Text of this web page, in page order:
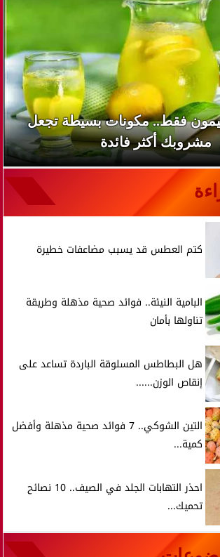
فقط.. مكونات بسيطة تجعل
مشروبك أكثر فائدة
كتم العطس قد يسبب مضاعفات خطيرة
البامية النيئة.. فوائد صحية مذهلة وطريقة
تناولها بأمان
هل البطاطس المسلوقة الباردة تساعد على
إنقاص الوزن......
التين الشوكي.. 7 فوائد صحية مذهلة وأفضل
كمية...
احذر التهابات الجلد في الصيف.. 10 نصائح
تحميك...